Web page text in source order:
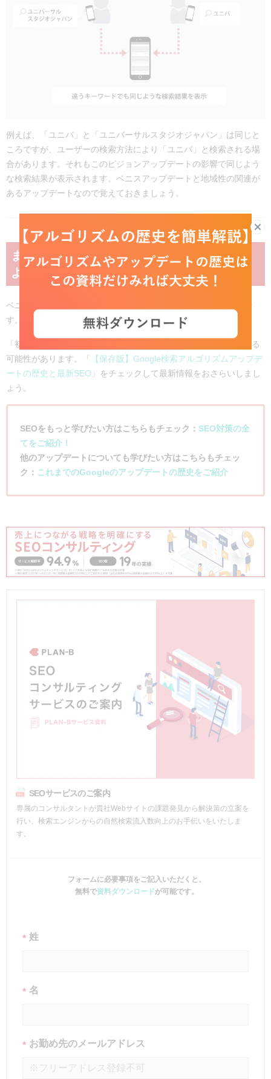
例えば、「ユニバ」と「ユニバーサルスタジオジャパン」は同じと
ころですが、ユーザーの検索方法により「ユニバ」と検索される場
合があります。それもこのピジョンアップデートの影響で同じよう
な検索結果が表示されます。ベニスアップデートと地域性の関連が
あるアップデートなので覚えておきましょう。
まとめ：ベニスアップデートを再チェックし
よう
ベニスアップデートはSEOを行う上で覚えていて損がない情報で
す。
「初めて聞いた！」という方は他のアップデート情報も漏れている
可能性があります。「
【保存版】Google検索アルゴリズムアップデ
ートの歴史と最新SEO 」をチェックして最新情報をおさらいしまし
ょう。
SEOをもっと学びたい方はこちらもチェック： SEO対策の全
てをご紹介！
他のアップデートについても学びたい方はこちらもチェッ
ク： これまでのGoogleのアップデートの歴史をご紹介
SEOサービスのご案内
専属のコンサルタントが貴社Webサイトの課題発見から解決策の立案を
行い、検索エンジンからの自然検索流入数向上のお手伝いをいたしま
す。
フォームに必要事項をご記入いただくと、
無料で資料ダウンロードが可能です。
* 姓
* 名
* お勤め先のメールアドレス